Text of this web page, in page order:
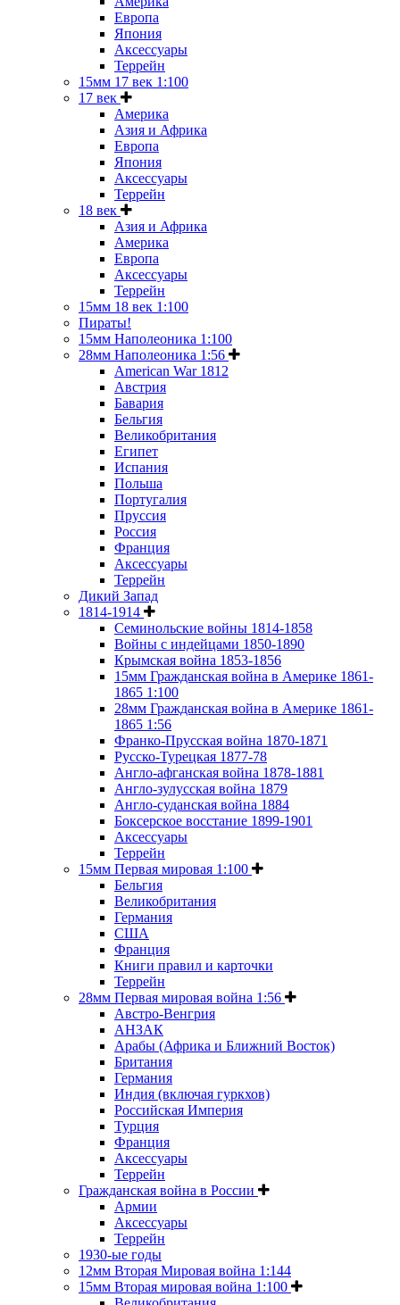
Европа
Япония
Аксессуары
Террейн
15мм 17 век 1:100
17 век
Америка
Азия и Африка
Европа
Япония
Аксессуары
Террейн
18 век
Азия и Африка
Америка
Европа
Аксессуары
Террейн
15мм 18 век 1:100
Пираты!
15мм Наполеоника 1:100
28мм Наполеоника 1:56
American War 1812
Австрия
Бавария
Бельгия
Великобритания
Египет
Испания
Польша
Португалия
Пруссия
Россия
Франция
Аксессуары
Террейн
Дикий Запад
1814-1914
Семинольские войны 1814-1858
Войны с индейцами 1850-1890
Крымская война 1853-1856
15мм Гражданская война в Америке 1861-
1865 1:100
28мм Гражданская война в Америке 1861-
1865 1:56
Франко-Прусская война 1870-1871
Русско-Турецкая 1877-78
Англо-афганская война 1878-1881
Англо-зулусская война 1879
Англо-суданская война 1884
Боксерское восстание 1899-1901
Аксессуары
Террейн
15мм Первая мировая 1:100
Бельгия
Великобритания
Германия
США
Франция
Книги правил и карточки
Террейн
28мм Первая мировая война 1:56
Австро-Венгрия
АНЗАК
Арабы (Африка и Ближний Восток)
Британия
Германия
Индия (включая гуркхов)
Российская Империя
Турция
Франция
Аксессуары
Террейн
Гражданская война в России
Армии
Аксессуары
Террейн
1930-ые годы
12мм Вторая Мировая война 1:144
15мм Вторая мировая война 1:100